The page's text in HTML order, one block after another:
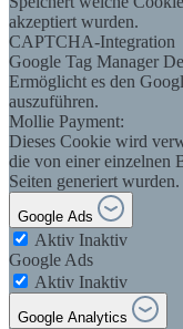
akzeptiert wurden.
CAPTCHA-Integration
Google Tag Manager
Ermöglicht es den
auszuführen.
Mollie Payment:
Dieses Cookie wird
die von einer einzelnen
Seiten generiert wurden.
Google Ads
Aktiv Inaktiv
Google Ads
Aktiv Inaktiv
Google Analytics